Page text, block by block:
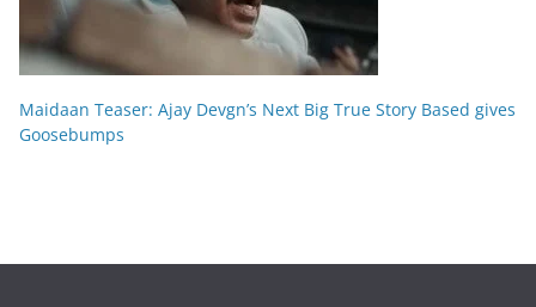
Maidaan Teaser: Ajay Devgn’s Next Big True Story Based gives
Goosebumps